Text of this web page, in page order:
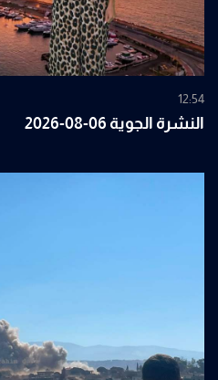
12:54
النشرة الجوية 06-08-2026